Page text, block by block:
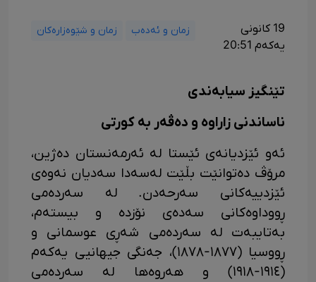
19 کانونی
یەکەم 20:51
زمان و ئەدەب زمان و شێوەزارەکان
تێنگیز سیابەندی
ناساندنی زاراوە و دەڤەر بە کورتی
ئەو ئێزدیانەی ئێستا لە ئەرمەنستان دەژین،
مرۆڤ دەتوانێت بڵێت لەسەدا سەدیان نەوەی
ئێزدییەکانی سەرحەدن. لە سەردەمی
ڕووداوەکانی سەدەی نۆزدە و بیستەم،
بەتایبەت لە سەردەمی شەڕی عوسمانی و
ڕووسیا (١٨٧٧-١٨٧٨)، جەنگی جیهانیی یەکەم
(١٩١٤-١٩١٨) و هەروەها لە سەردەمی